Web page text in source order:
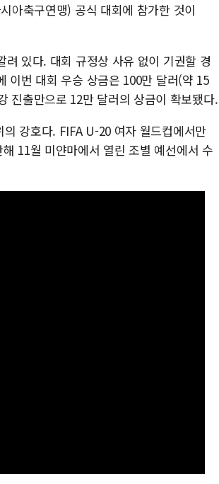
아축구연맹) 공식 대회에 참가한 것이
있다. 대회 규정상 사유 없이 기권할 경
이번 대회 우승 상금은 100만 달러(약 15
진출만으로 12만 달러의 상금이 확보됐다.
강호다. FIFA U-20 여자 월드컵에서만
11월 미얀마에서 열린 조별 예선에서 수